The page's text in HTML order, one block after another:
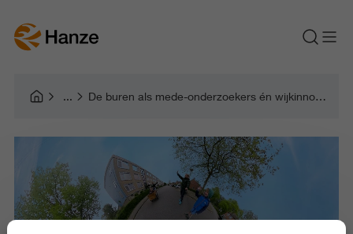
De buren als mede-onderzoekers én wijkinnovators